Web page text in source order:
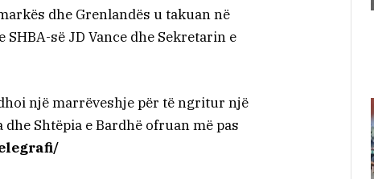
dhe Grenlandës u takuan në
së JD Vance dhe Sekretarin e
një marrëveshje për të ngritur një
Shtëpia e Bardhë ofruan më pas